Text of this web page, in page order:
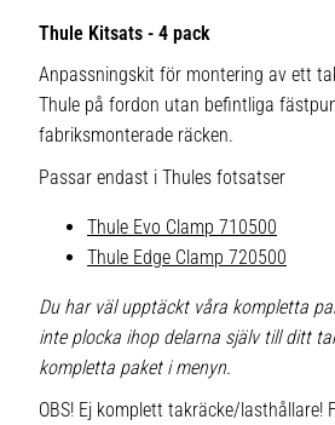
Thule Kitsats - 4 pack
Anpassningskit för montering av ett
Thule på fordon utan befintliga
fabriksmonterade räcken.
Passar endast i Thules fotsatser
Thule Evo Clamp 710500
Thule Edge Clamp 720500
Du har väl upptäckt våra kompletta
inte plocka ihop delarna själv till ditt
kompletta paket i menyn.
OBS! Ej komplett takräcke/